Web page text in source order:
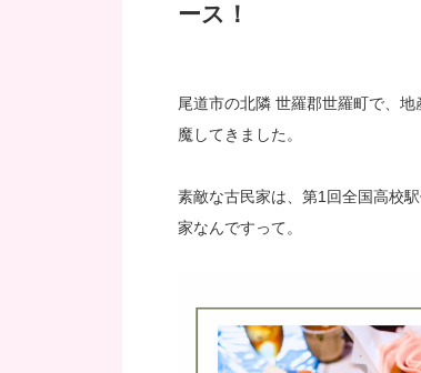
ース！
尾道市の北隣 世羅郡世羅町で、
魔してきました。
素敵な古民家は、第1回全国高校
家なんですって。